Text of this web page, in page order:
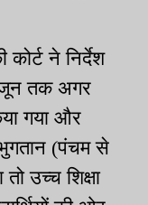
कोर्ट ने निर्देश
जून तक अगर
गया और
भुगतान (पंचम से
उच्च शिक्षा